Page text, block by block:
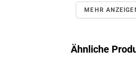
MEHR
Ähnliche